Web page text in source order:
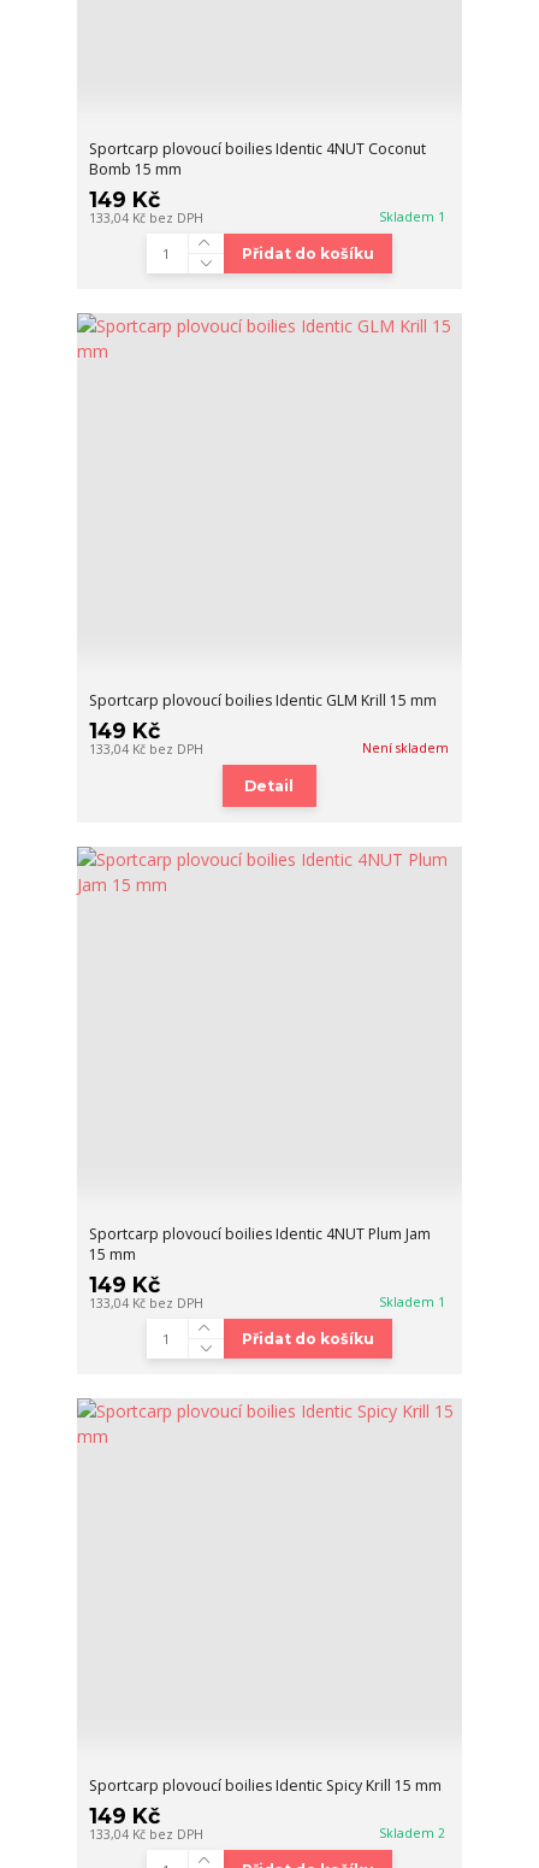
Sportcarp plovoucí boilies Identic 4NUT Coconut
Bomb 15 mm
149 Kč
133,04 Kč bez DPH Skladem 1
Přidat do košíku
Sportcarp plovoucí boilies Identic GLM Krill 15 mm
149 Kč
133,04 Kč bez DPH Není skladem
Detail
Sportcarp plovoucí boilies Identic 4NUT Plum Jam
15 mm
149 Kč
133,04 Kč bez DPH Skladem 1
Přidat do košíku
Sportcarp plovoucí boilies Identic Spicy Krill 15 mm
149 Kč
133,04 Kč bez DPH Skladem 2